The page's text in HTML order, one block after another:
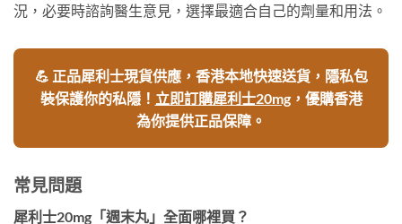
況，必要時諮詢醫生意見，選擇最適合自己的劑量和用法。
💪 正品犀利士現貨供應，香港本地快速送貨，隱私包
裝保護你的私隱！ 立即訂購犀利士20mg，優購香港
為你提供正品保障。
常見問題
犀利士20mg「週末丸」全面哪裡買？